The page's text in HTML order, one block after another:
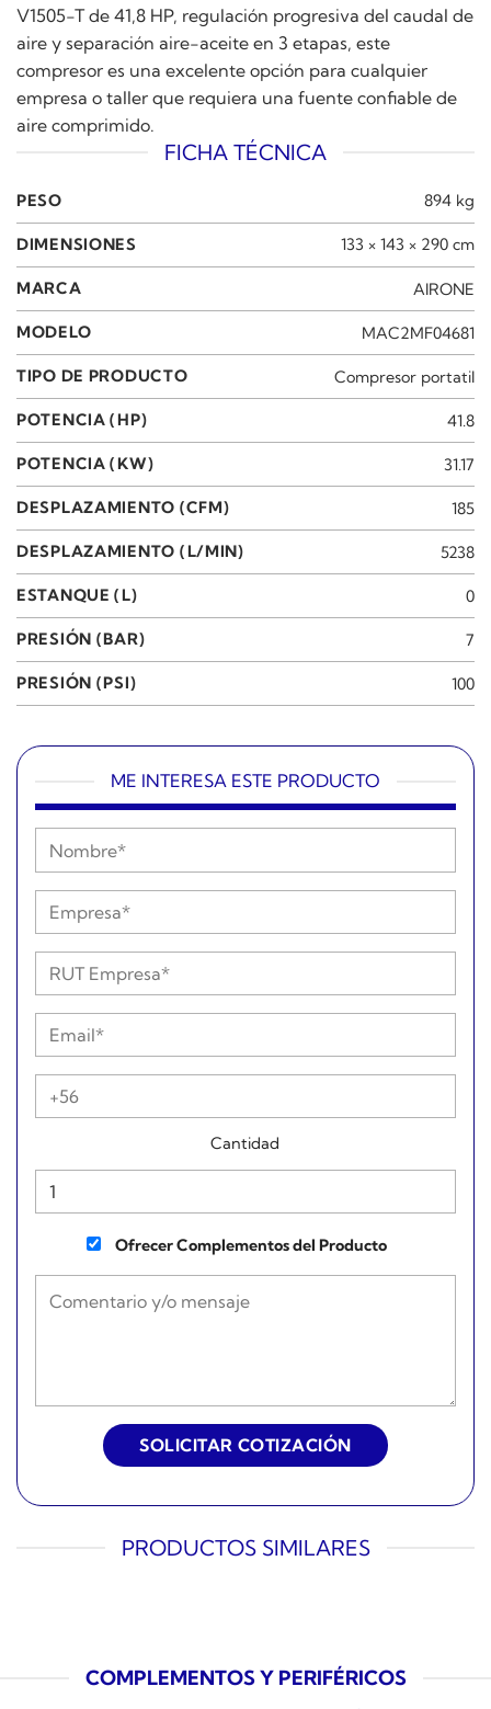
V1505-T de 41,8 HP, regulación progresiva del caudal de
aire y separación aire-aceite en 3 etapas, este
compresor es una excelente opción para cualquier
empresa o taller que requiera una fuente confiable de
aire comprimido.
FICHA TÉCNICA
PESO 894 kg
DIMENSIONES 133 × 143 × 290 cm
MARCA AIRONE
MODELO MAC2MF04681
TIPO DE PRODUCTO Compresor portatil
POTENCIA (HP) 41.8
POTENCIA (KW) 31.17
DESPLAZAMIENTO (CFM) 185
DESPLAZAMIENTO (L/MIN) 5238
ESTANQUE (L) 0
PRESIÓN (BAR) 7
PRESIÓN (PSI) 100
ME INTERESA ESTE PRODUCTO
Cantidad
Ofrecer Complementos del Producto
PRODUCTOS SIMILARES
COMPLEMENTOS Y PERIFÉRICOS